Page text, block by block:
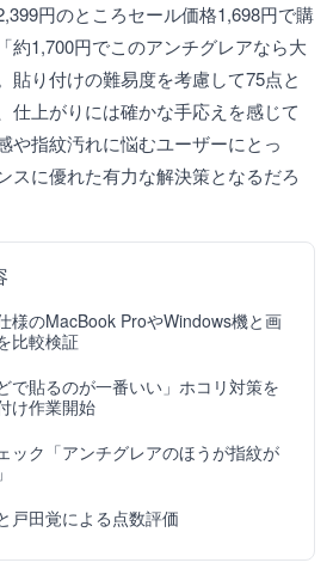
円のところセール価格1,698円で購
約1,700円でこのアンチグレアなら大
貼り付けの難易度を考慮して75点と
仕上がりには確かな手応えを感じて
や指紋汚れに悩むユーザーにとっ
スに優れた有力な解決策となるだろ
様のMacBook ProやWindows機と画
比較検証
で貼るのが一番いい」ホコリ対策を
け作業開始
ック「アンチグレアのほうが指紋が
戸田覚による点数評価